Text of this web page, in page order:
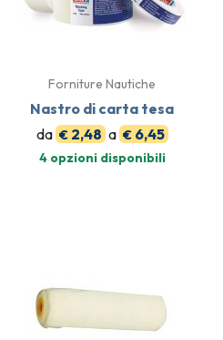
Forniture Nautiche
Nastro di carta tesa
da €2,48 a €6,45
4 opzioni disponibili